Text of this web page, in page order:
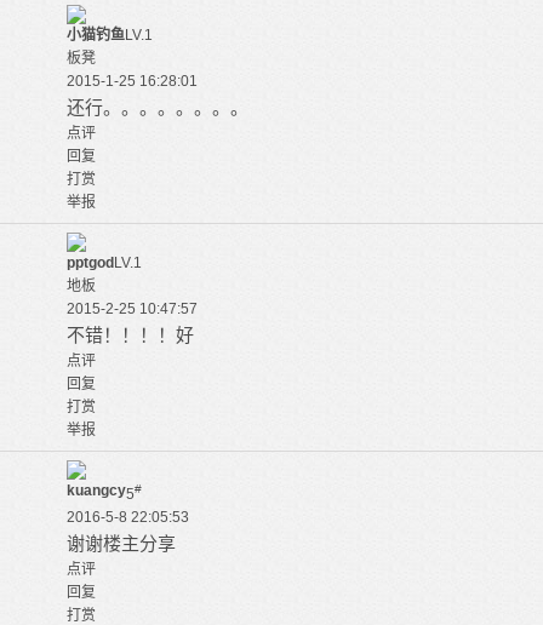
小猫钓鱼LV.1
板凳
2015-1-25 16:28:01
还行。。。。。。。。
点评
回复
打赏
举报
pptgod LV.1
地板
2015-2-25 10:47:57
不错！！！！好
点评
回复
打赏
举报
kuangcy5#
2016-5-8 22:05:53
谢谢楼主分享
点评
回复
打赏